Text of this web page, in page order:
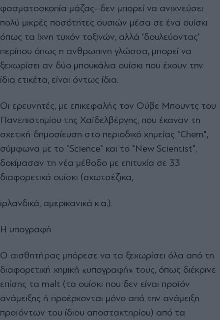
φασματοσκοπία μάζας- δεν μπορεί να ανιχνεύσει
πολύ μικρές ποσότητες ουσιών μέσα σε ένα ουίσκι
όπως τα ίχνη τυχόν τοξινών, αλλά 'δουλεύοντας'
περίπου όπως η ανθρωπινη γλώσσα, μπορεί να
ξεχωρίσει αν δύο μπουκάλια ουίσκι που έχουν την
ίδια ετικέτα, είναι όντως ίδια.
Οι ερευνητές, με επικεφαλής τον Ούβε Μπουντς του
Πανεπιστημίου της Χαϊδελβέργης, που έκαναν τη
σχετική δημοσίευση στο περιοδικό χημείας "Chem",
σύμφωνα με το "Science" και το "New Scientist",
δοκίμασαν τη νέα μέθοδο με επιτυχία σε 33
διαφορετικά ουίσκι (σκωτσέζικα,
ιρλανδικά, αμερικανικά κ.α.).
Η υπογραφή
Ο αισθητήρας μπόρεσε να τα ξεχωρίσει όλα από τη
διαφορετική χημική «υπογραφή» τους, όπως διέκρινε
επίσης τα malt (τα ουίσκι που δεν είναι προϊόν
ανάμειξης ή προέρχονται μόνο από την ανάμειξη
προϊόντων του ίδιου αποστακτηρίου) από τα